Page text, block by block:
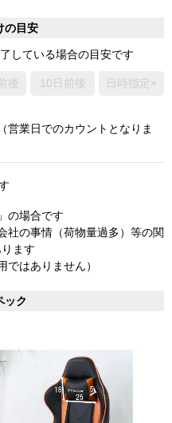
の目安
している場合の目安です
後 10日前後 日時指定×
営業日でのカウントとなりま
の場合です
社の事情（荷物量過多）等の関
ます
はありません）
ック